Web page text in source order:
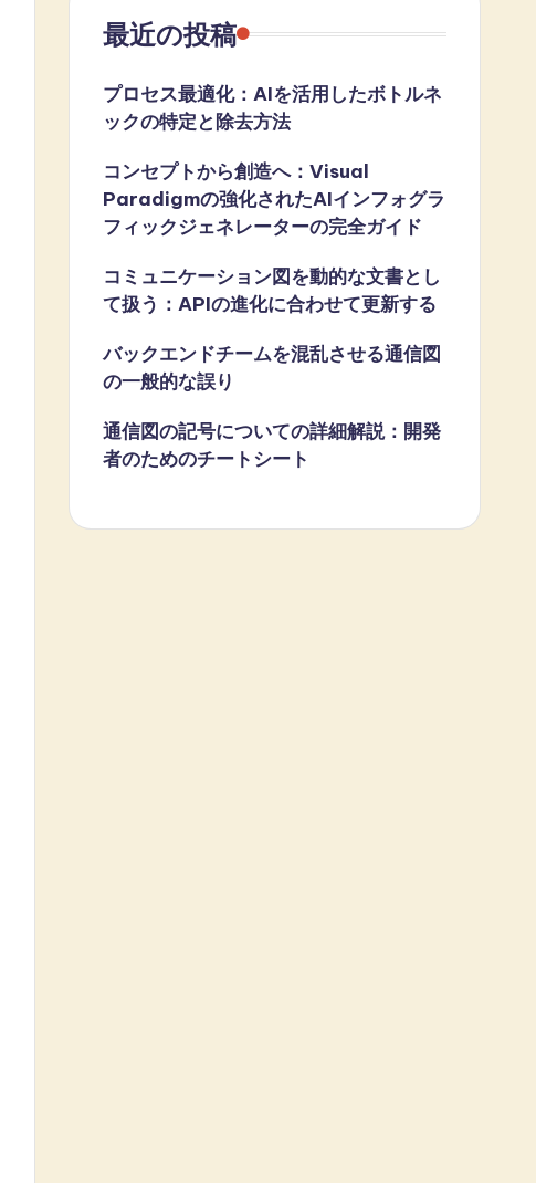
最近の投稿
プロセス最適化：AIを活用したボトルネ
ックの特定と除去方法
コンセプトから創造へ：Visual
Paradigmの強化されたAIインフォグラ
フィックジェネレーターの完全ガイド
コミュニケーション図を動的な文書とし
て扱う：APIの進化に合わせて更新する
バックエンドチームを混乱させる通信図
の一般的な誤り
通信図の記号についての詳細解説：開発
者のためのチートシート